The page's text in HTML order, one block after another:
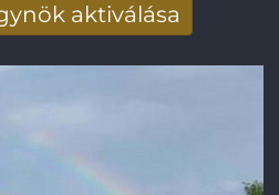
aktiválása